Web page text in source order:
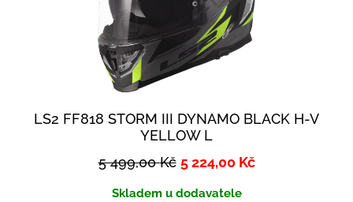
LS2 FF818 STORM III DYNAMO BLACK H-V
YELLOW L
5 499,00Kč 5 224,00 Kč
Skladem u dodavatele